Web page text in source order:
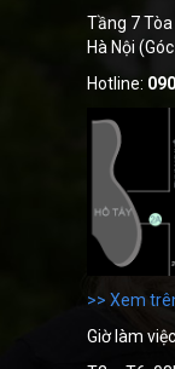
Tầng 7 Tòa
Hà Nội
Hotline:
>> Xem
Giờ làm